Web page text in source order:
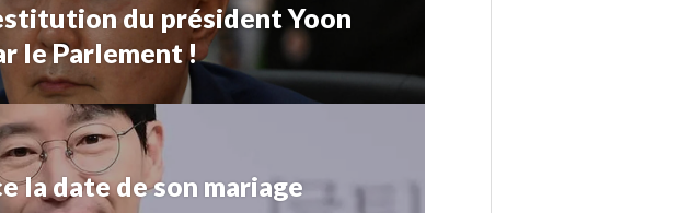
du président Yoon
le Parlement !
la date de son mariage